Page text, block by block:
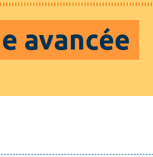
avancée